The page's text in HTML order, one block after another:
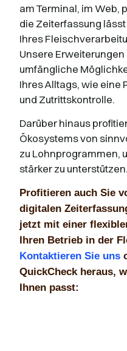
am Terminal, im Web,
die Zeiterfassung
Ihres
Unsere
umfängliche
Ihres Alltags, wie eine
und Zutrittskontrolle.
Darüber hinaus
Ökosystems von
zu Lohnprogrammen,
stärker zu unterstützen.
Profitieren auch Sie
digitalen
jetzt mit einer
Ihren Betrieb in der
Kontaktieren Sie uns
QuickCheck heraus,
Ihnen passt: